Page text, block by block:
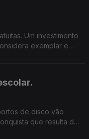
Um investimento
exemplar e
de disco vão
que resulta de